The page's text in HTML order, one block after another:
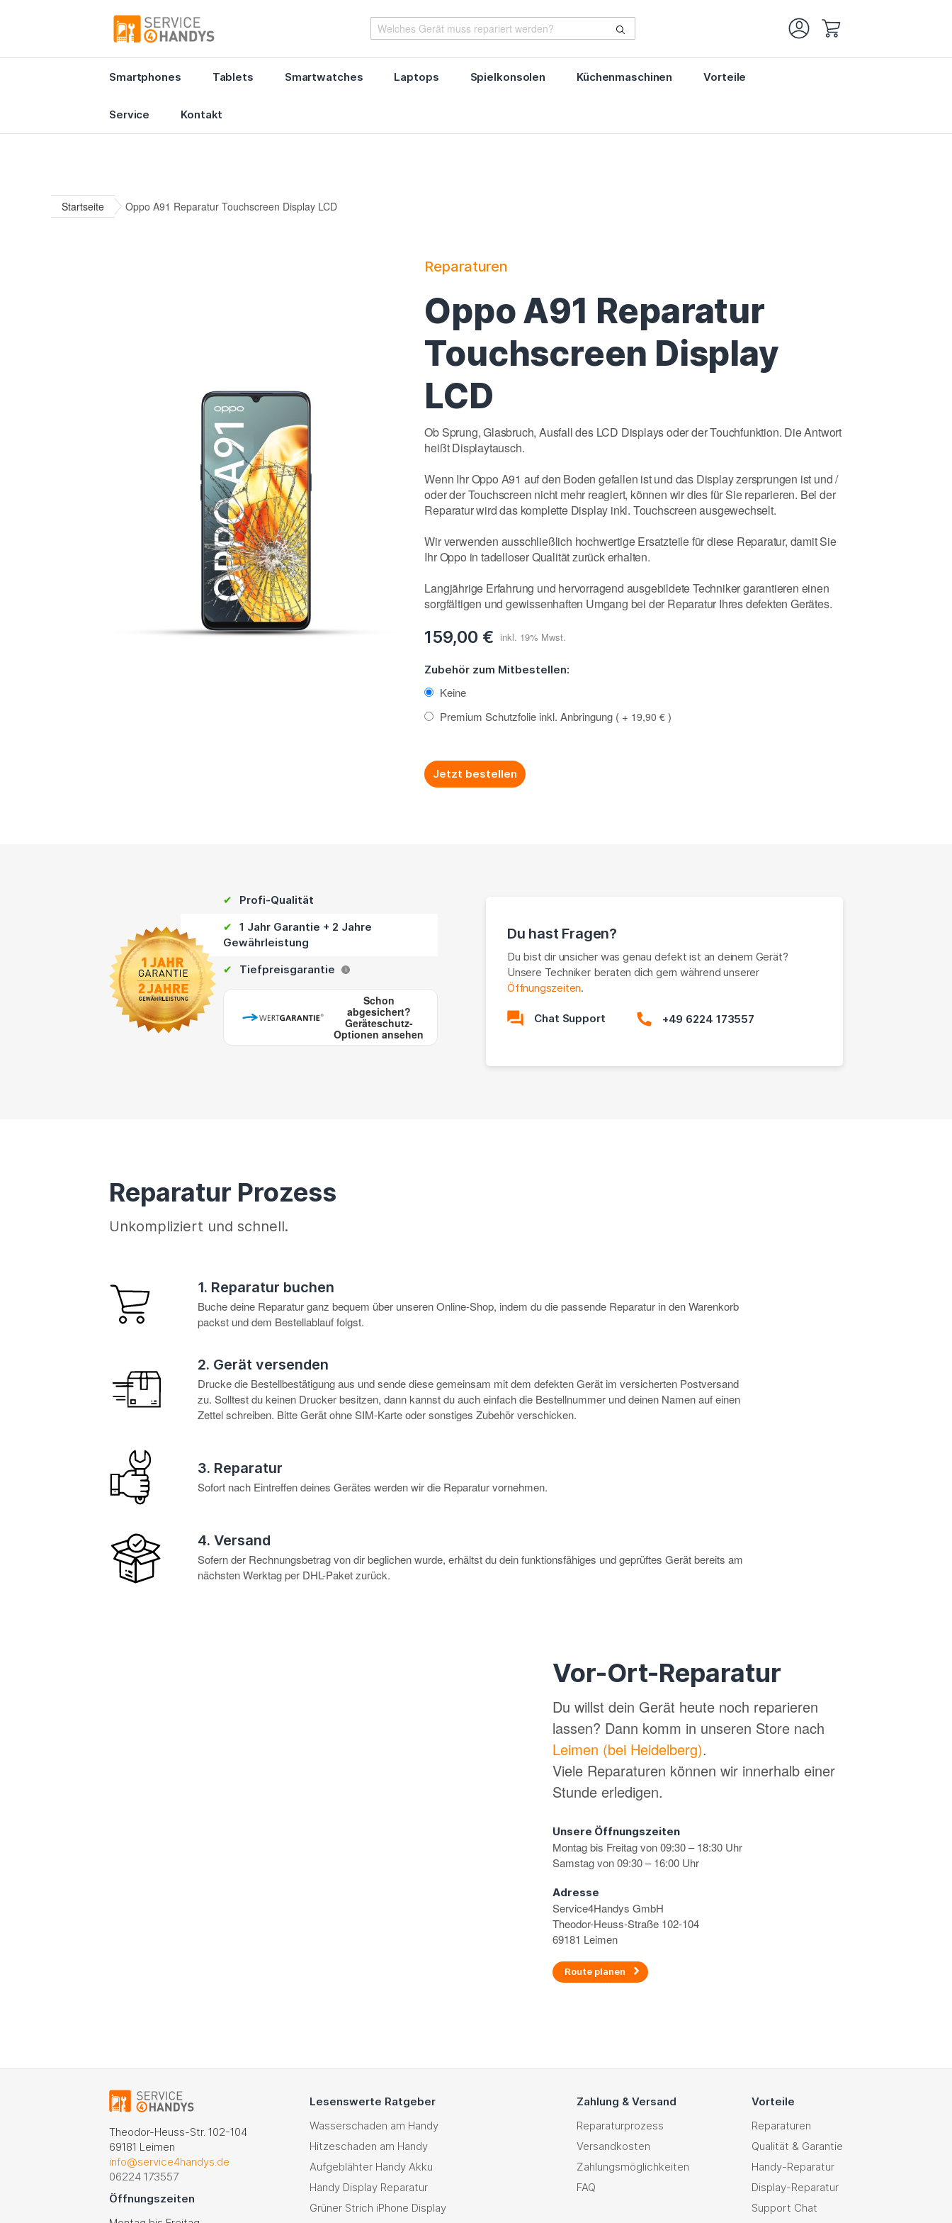
Smartphones Tablets Smartwatches Laptops Spielkonsolen Küchenmaschinen Vorteile
Service Kontakt
Startseite Oppo A91 Reparatur Touchscreen Display LCD
Reparaturen
Oppo A91 Reparatur
Touchscreen Display
LCD
Ob Sprung, Glasbruch, Ausfall des LCD Displays oder der Touchfunktion. Die Antwort
heißt Displaytausch.
Wenn Ihr Oppo A91 auf den Boden gefallen ist und das Display zersprungen ist und /
oder der Touchscreen nicht mehr reagiert, können wir dies für Sie reparieren. Bei der
Reparatur wird das komplette Display inkl. Touchscreen ausgewechselt.
Wir verwenden ausschließlich hochwertige Ersatzteile für diese Reparatur, damit Sie
Ihr Oppo in tadelloser Qualität zurück erhalten.
Langjährige Erfahrung und hervorragend ausgebildete Techniker garantieren einen
sorgfältigen und gewissenhaften Umgang bei der Reparatur Ihres defekten Gerätes.
159,00 €
Zubehör zum Mitbestellen:
Keine
Premium Schutzfolie inkl. Anbringung
+ 19,90 €
Jetzt bestellen
✔ Profi-Qualität
✔
1 Jahr Garantie + 2 Jahre
Gewährleistung
✔ Tiefpreisgarantie i
Schon
abgesichert?
Geräteschutz-
Optionen ansehen
Du hast Fragen?
Du bist dir unsicher was genau defekt ist an deinem Gerät?
Unsere Techniker beraten dich gern während unserer
Öffnungszeiten.
Chat Support +49 6224 173557
Reparatur Prozess
Unkompliziert und schnell.
1. Reparatur buchen
Buche deine Reparatur ganz bequem über unseren Online-Shop, indem du die passende Reparatur in den Warenkorb
packst und dem Bestellablauf folgst.
2. Gerät versenden
Drucke die Bestellbestätigung aus und sende diese gemeinsam mit dem defekten Gerät im versicherten Postversand
zu. Solltest du keinen Drucker besitzen, dann kannst du auch einfach die Bestellnummer und deinen Namen auf einen
Zettel schreiben. Bitte Gerät ohne SIM-Karte oder sonstiges Zubehör verschicken.
3. Reparatur
Sofort nach Eintreffen deines Gerätes werden wir die Reparatur vornehmen.
4. Versand
Sofern der Rechnungsbetrag von dir beglichen wurde, erhältst du dein funktionsfähiges und geprüftes Gerät bereits am
nächsten Werktag per DHL-Paket zurück.
Vor-Ort-Reparatur
Du willst dein Gerät heute noch reparieren
lassen? Dann komm in unseren Store nach
Leimen (bei Heidelberg).
Viele Reparaturen können wir innerhalb einer
Stunde erledigen.
Unsere Öffnungszeiten
Montag bis Freitag von 09:30 – 18:30 Uhr
Samstag von 09:30 – 16:00 Uhr
Adresse
Service4Handys GmbH
Theodor-Heuss-Straße 102-104
69181 Leimen
Route planen
Theodor-Heuss-Str. 102-104
69181 Leimen
info@service4handys.de
06224 173557
Öffnungszeiten
Lesenswerte Ratgeber
Wasserschaden am Handy
Hitzeschaden am Handy
Aufgeblähter Handy Akku
Handy Display Reparatur
Grüner Strich iPhone Display
Zahlung & Versand
Reparaturprozess
Versandkosten
Zahlungsmöglichkeiten
FAQ
Vorteile
Reparaturen
Qualität & Garantie
Handy-Reparatur
Display-Reparatur
Support Chat